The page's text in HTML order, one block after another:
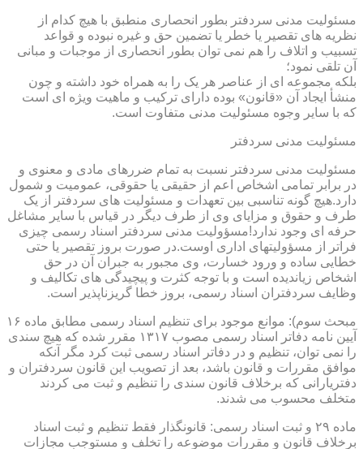
مسئولیت مدنی سردفتر بطور انحصاری منطبق با هیچ کدام از
نظریه های تقصیر یا خطر یا تضمین حق و غیره نبوده و قواعد
تسبیب و اتلاف را هم نمی توان بطور انحصاری از موجبات و مبانی
آن تلقی نمود؛
بلکه مجموعه ای از عناصر هر یک را به همراه خود داشته و چون
منشأ ایجاد آن «قانون» بوده دارای ترکیب و ماهیت ویژه ای است
که با سایر وجوه مسئولیت مدنی متفاوت است.
مسئولیت مدنی سردفتر
مسئولیت مدنی سردفتر نسبت به تمام ضررهای مادی و معنوی و
در برابر تمامی اشخاص اعم از حقیقی یا حقوقی، عمومیت و شمول
دارد.هیچ گونه تناسبی بین تعهدات و مسئولیت های سردفتر از یک
طرف و حقوق و مزایای وی از طرف دیگر در قیاس با سایر مشاغل
حرفه ای وجود ندارد!مسؤولیت مدنی سردفتر اسناد رسمی چیزی
فراتر از مسؤولیتهای اداری اوست.در صورت بروز تقصیر یا حتی
خطایی ساده و ورود خسارت، وی مجبور به جبران آن در حق
اشخاص زیاندیده است و با توجه کثرت و پیچیدگی های تکالیف و
وظایف سردفتران اسناد رسمی، بروز خطا گریزناپذیر است.
مبحث سوم): موانع موجود برای تنظیم اسناد رسمی مطابق ماده ۱۶
آیین نامه دفاتر اسناد رسمی مصوب ۱۳۱۷ مقرر شده که هیچ سندی
را نمی توان، تنظیم و در دفاتر اسناد رسمی ثبت کرد مگر آنکه
موافق مقررات و قانون باشد، بعد از تصویب این قانون سردفتران و
دفتریارانی که برخلاف قانون سندی را تنظیم و ثبت می کردند
متخلف محسوب می شدند.
ماده ۲۹ و ثبت اسناد رسمی: قانونگذار فقط تنظیم و ثبت اسناد
برخلاف قانون و مقررات موضوعه را تخلف و مستوجب مجازات